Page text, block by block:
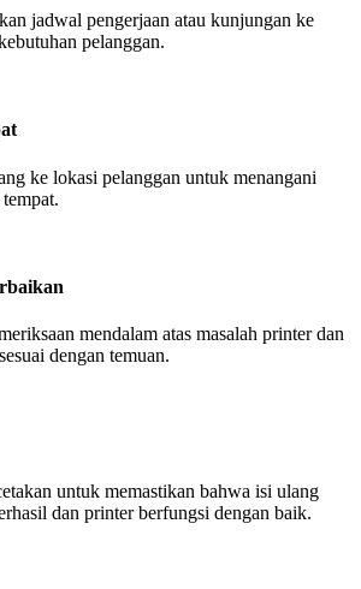
jadwal pengerjaan atau kunjungan ke
pelanggan.
ke lokasi pelanggan untuk menangani
mendalam atas masalah printer dan
dengan temuan.
untuk memastikan bahwa isi ulang
dan printer berfungsi dengan baik.